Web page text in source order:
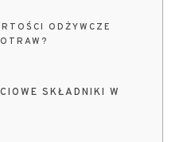
ODŻYWCZE
SKŁADNIKI W